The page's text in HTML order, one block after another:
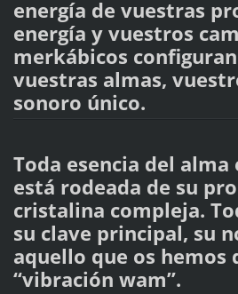
energía de vuestras
energía y vuestros
merkábicos
vuestras almas,
sonoro único.
Toda esencia del alma
está rodeada de su
cristalina compleja.
su clave principal, su
aquello que os hemos
“vibración wam”.